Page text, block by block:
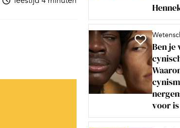
Ben je
voor is